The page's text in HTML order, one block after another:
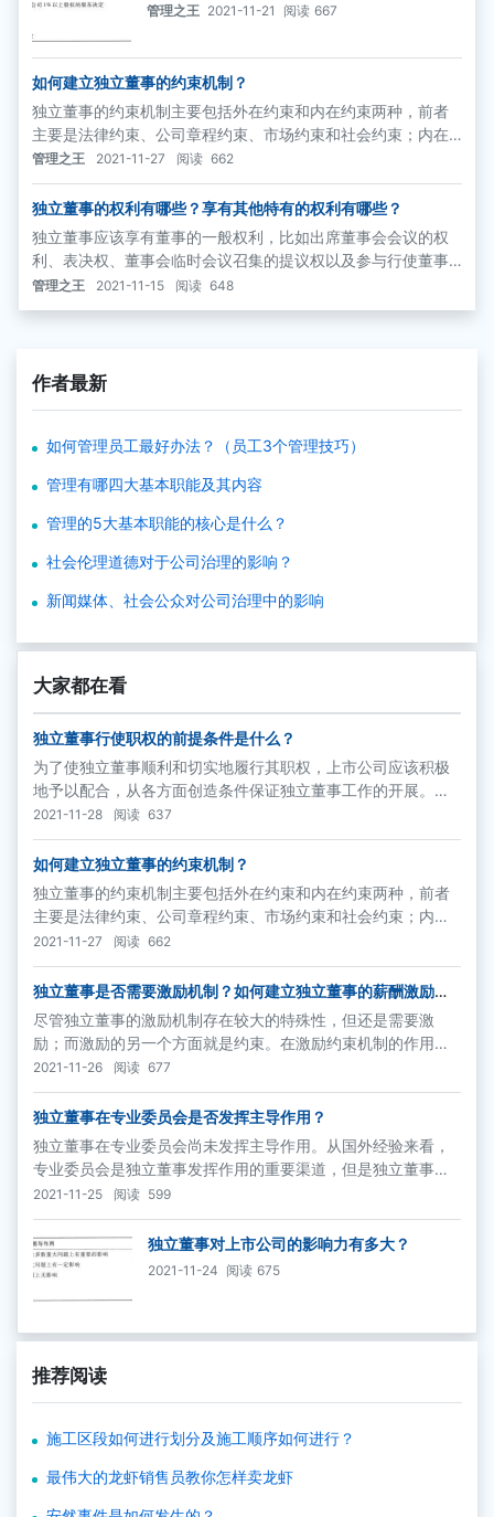
管理之王 2021-11-21 阅读 667
如何建立独立董事的约束机制？
独立董事的约束机制主要包括外在约束和内在约束两种，前者
主要是法律约束、公司章程约束、市场约束和社会约束；内在
约束主要是职业道德约束和声誉约束。这些约束机制也将有形
或者无形地促使独立董事作出客观和公正的决策。
管理之王 2021-11-27 阅读 662
独立董事的权利有哪些？享有其他特有的权利有哪些？
独立董事应该享有董事的一般权利，比如出席董事会会议的权
利、表决权、董事会临时会议召集的提议权以及参与行使董事
会职权的权利等。除此之外，独立董事还享有其他特有的权
利，这个方面各个国家的立法中均有所体现。
管理之王 2021-11-15 阅读 648
作者最新
如何管理员工最好办法？（员工3个管理技巧）
管理有哪四大基本职能及其内容
管理的5大基本职能的核心是什么？
社会伦理道德对于公司治理的影响？
新闻媒体、社会公众对公司治理中的影响
大家都在看
独立董事行使职权的前提条件是什么？
为了使独立董事顺利和切实地履行其职权，上市公司应该积极
地予以配合，从各方面创造条件保证独立董事工作的开展。具
体而言，上市公司应该提供的条件包括：
2021-11-28 阅读 637
如何建立独立董事的约束机制？
独立董事的约束机制主要包括外在约束和内在约束两种，前者
主要是法律约束、公司章程约束、市场约束和社会约束；内在
约束主要是职业道德约束和声誉约束。这些约束机制也将有形
或者无形地促使独立董事作出客观和公正的决策。
2021-11-27 阅读 662
独立董事是否需要激励机制？如何建立独立董事的薪酬激励机
尽管独立董事的激励机制存在较大的特殊性，但还是需要激
励；而激励的另一个方面就是约束。在激励约束机制的作用
下，独立董事才能更好地发挥其作用。
2021-11-26 阅读 677
独立董事在专业委员会是否发挥主导作用？
独立董事在专业委员会尚未发挥主导作用。从国外经验来看，
专业委员会是独立董事发挥作用的重要渠道，但是独立董事在
专业委员会尚未发挥主导作用。根据上市公司2006年的年报数
据，在1249家上市公司中，建立两个及以上董事会专业委员会
的上市公司1066家
2021-11-25 阅读 599
独立董事对上市公司的影响力有多大？
2021-11-24 阅读 675
推荐阅读
施工区段如何进行划分及施工顺序如何进行？
最伟大的龙虾销售员教你怎样卖龙虾